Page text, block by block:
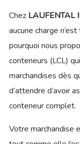
Chez LAUFENTAL
aucune charge
pourquoi nous
conteneurs (LCL)
marchandises dès
d’attendre d’avoir
conteneur complet.
Votre marchandise